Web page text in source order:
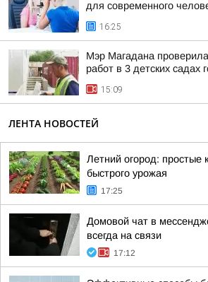
для современного
16:25
Мэр Магадана
работ в 3 детских садах
15:09
ЛЕНТА НОВОСТЕЙ
Летний огород: простые
быстрого урожая
17:25
Домовой чат в
всегда на связи
17:12